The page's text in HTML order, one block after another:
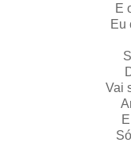
E
Eu
Vai